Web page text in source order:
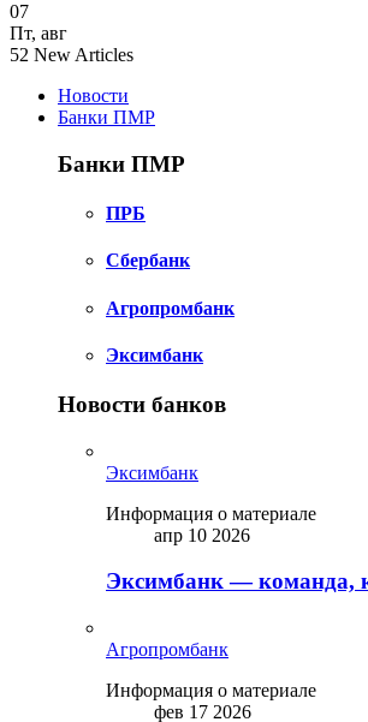
07
Пт, авг
52 New Articles
Новости
Банки ПМР
Банки ПМР
ПРБ
Сбербанк
Агропромбанк
Эксимбанк
Новости банков
Эксимбанк
Информация о материале
апр 10 2026
Эксимбанк — команда,
Агропромбанк
Информация о материале
фев 17 2026